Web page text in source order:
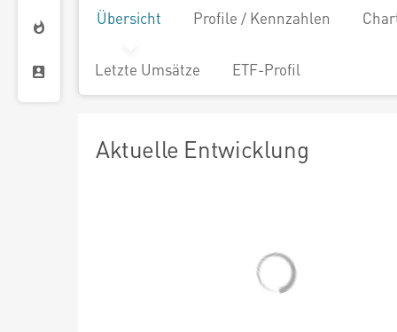
Übersicht Profile / Kennzahlen
Letzte Umsätze ETF-Profil
Aktuelle Entwicklung